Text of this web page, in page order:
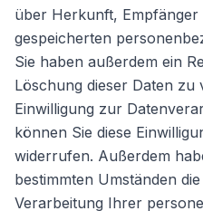
über Herkunft,
gespeicherten
Sie haben außerdem ein
Löschung dieser Daten zu
Einwilligung zur
können Sie diese
widerrufen. Außerdem
bestimmten Umständen
Verarbeitung Ihrer